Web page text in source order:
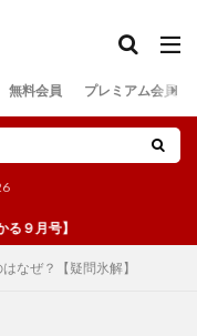
無料会員 プレミアム会員
号】
なぜ？【疑問氷解】